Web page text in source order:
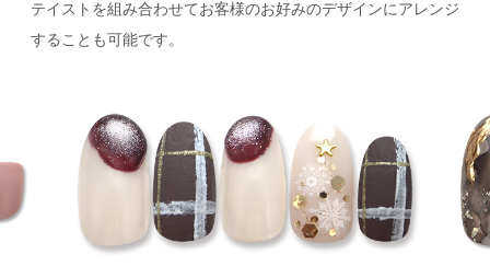
テイストを組み合わせてお客様のお好みのデザインにアレンジ
することも可能です。